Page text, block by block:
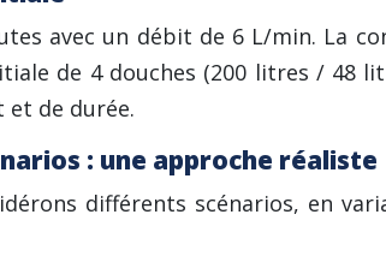
avec un débit de 6 L/min. La
de 4 douches (200 litres / 48
de durée.
: une approche réaliste
différents scénarios, en